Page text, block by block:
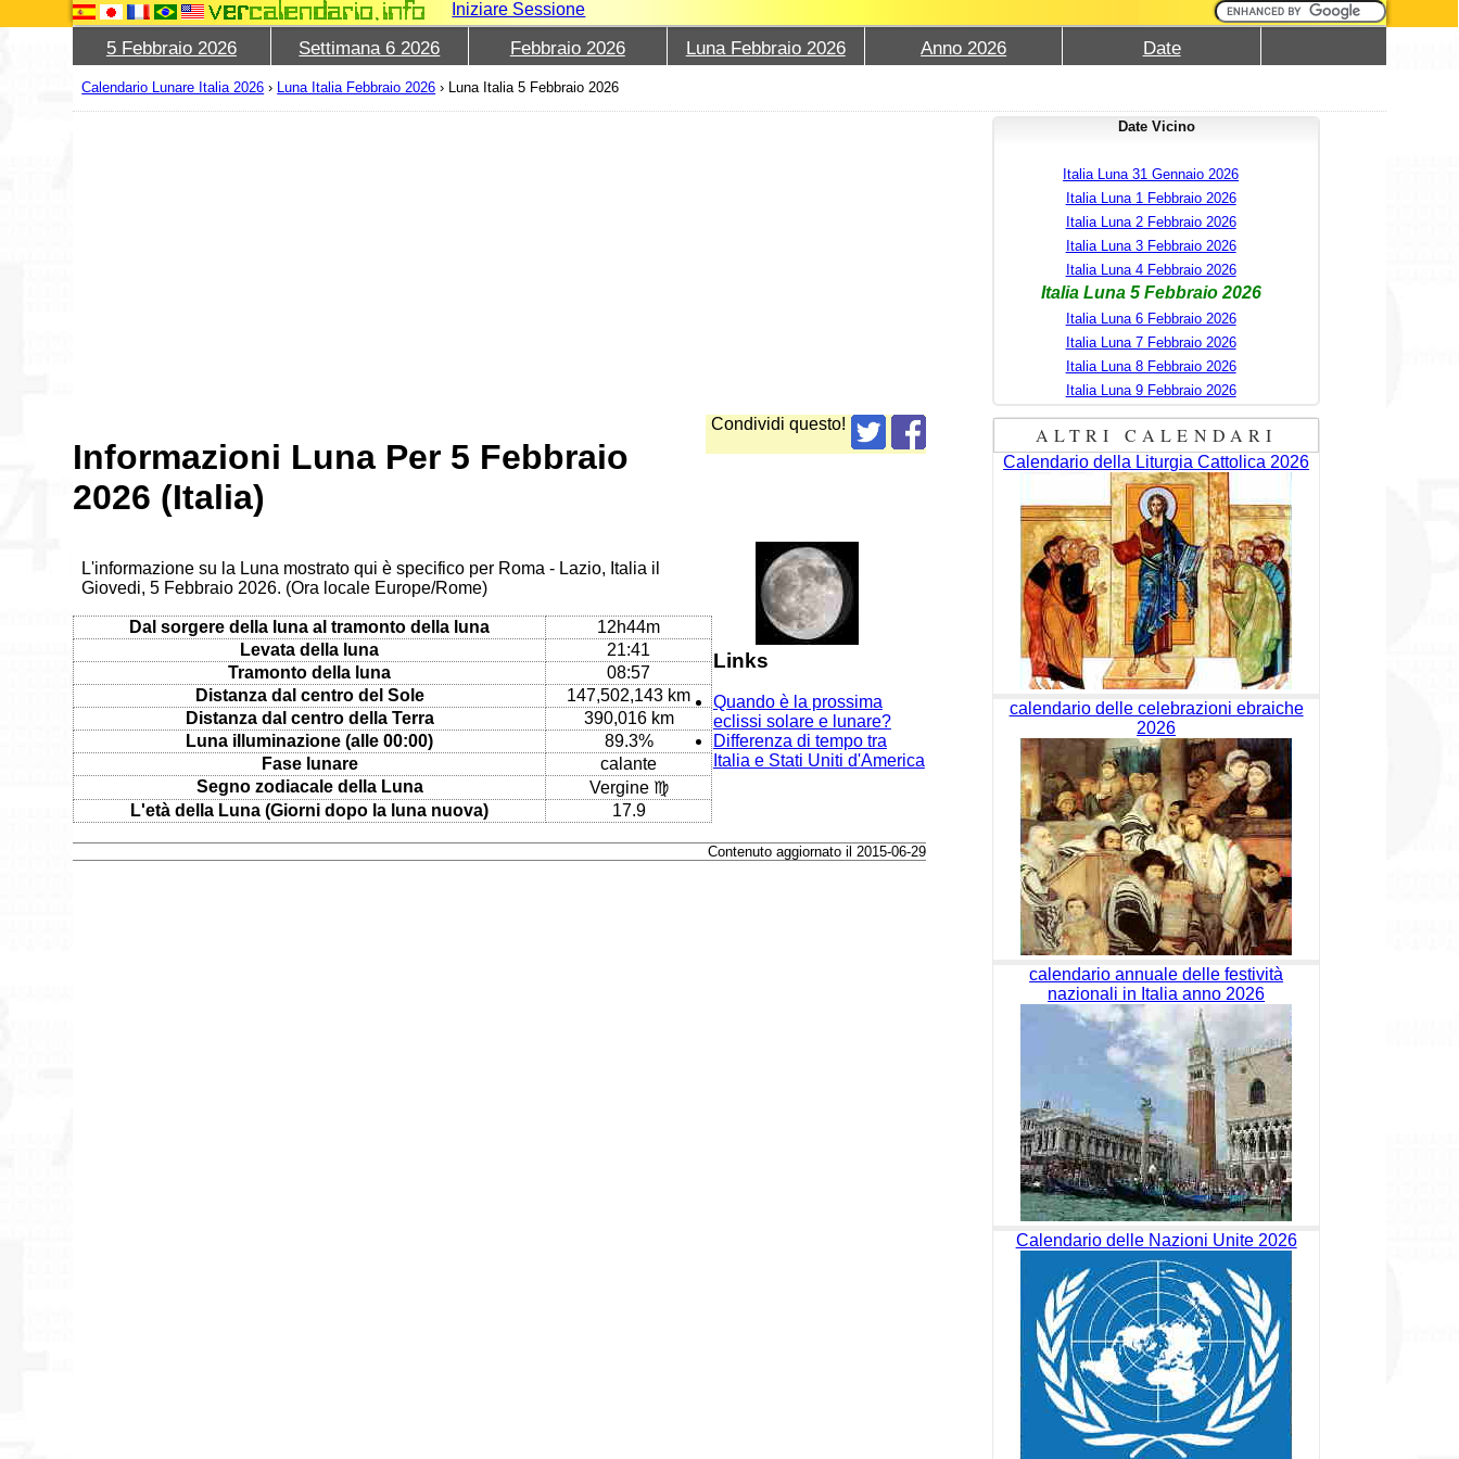
Iniziare Sessione
5 Febbraio 2026 Settimana 6 2026 Febbraio 2026 Luna Febbraio 2026 Anno 2026 Date
Calendario Lunare Italia 2026 › Luna Italia Febbraio 2026 › Luna Italia 5 Febbraio 2026
Condividi questo!
Informazioni Luna Per 5 Febbraio
2026 (Italia)
L'informazione su la Luna mostrato qui è specifico per Roma - Lazio, Italia il
Giovedi, 5 Febbraio 2026. (Ora locale Europe/Rome)
Dal sorgere della luna al tramonto della luna
12h44m
Levata della luna
21:41
Tramonto della luna
08:57
Distanza dal centro del Sole
147,502,143 km
Distanza dal centro della Terra
390,016 km
Luna illuminazione (alle 00:00)
89.3%
Fase lunare
calante
Segno zodiacale della Luna
Vergine ♍
L'età della Luna (Giorni dopo la luna nuova)
17.9
Links
Quando è la prossima
eclissi solare e lunare?
Differenza di tempo tra
Italia e Stati Uniti d'America
Contenuto aggiornato il 2015-06-29
Date Vicino
Italia Luna 31 Gennaio 2026
Italia Luna 1 Febbraio 2026
Italia Luna 2 Febbraio 2026
Italia Luna 3 Febbraio 2026
Italia Luna 4 Febbraio 2026
Italia Luna 5 Febbraio 2026
Italia Luna 6 Febbraio 2026
Italia Luna 7 Febbraio 2026
Italia Luna 8 Febbraio 2026
Italia Luna 9 Febbraio 2026
ALTRI CALENDARI
Calendario della Liturgia Cattolica 2026
calendario delle celebrazioni ebraiche
2026
calendario annuale delle festività
nazionali in Italia anno 2026
Calendario delle Nazioni Unite 2026